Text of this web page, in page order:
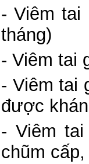
- Viêm tai
tháng)
- Viêm tai
- Viêm tai
được
- Viêm
chũm